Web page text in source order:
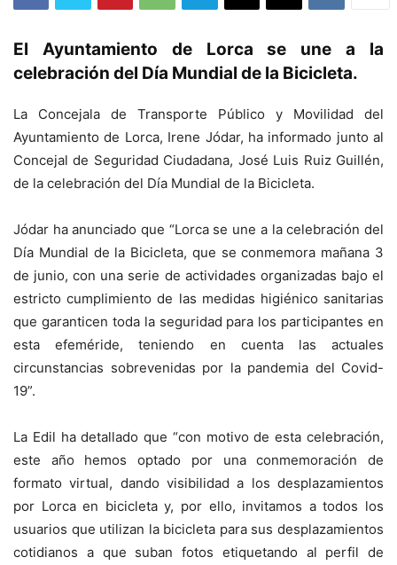
El Ayuntamiento de Lorca se une a la
celebración del Día Mundial de la Bicicleta.
La Concejala de Transporte Público y Movilidad del
Ayuntamiento de Lorca, Irene Jódar, ha informado junto al
Concejal de Seguridad Ciudadana, José Luis Ruiz Guillén,
de la celebración del Día Mundial de la Bicicleta.
Jódar ha anunciado que “Lorca se une a la celebración del
Día Mundial de la Bicicleta, que se conmemora mañana 3
de junio, con una serie de actividades organizadas bajo el
estricto cumplimiento de las medidas higiénico sanitarias
que garanticen toda la seguridad para los participantes en
esta efeméride, teniendo en cuenta las actuales
circunstancias sobrevenidas por la pandemia del Covid-
19”.
La Edil ha detallado que “con motivo de esta celebración,
este año hemos optado por una conmemoración de
formato virtual, dando visibilidad a los desplazamientos
por Lorca en bicicleta y, por ello, invitamos a todos los
usuarios que utilizan la bicicleta para sus desplazamientos
cotidianos a que suban fotos etiquetando al perfil de